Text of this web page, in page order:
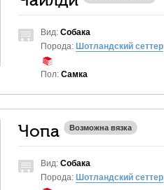
Вид: Собака
Порода: Шотландский сеттер
Пол: Самка
Чопа Возможна вязка
Вид: Собака
Порода: Шотландский сеттер